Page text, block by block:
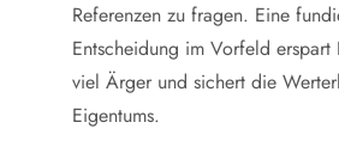
Referenzen zu fragen. Eine
Entscheidung im Vorfeld erspart
viel Ärger und sichert die
Eigentums.